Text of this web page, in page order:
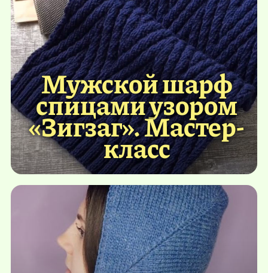
Мужской шарф
спицами узором
«Зигзаг». Мастер-
класс